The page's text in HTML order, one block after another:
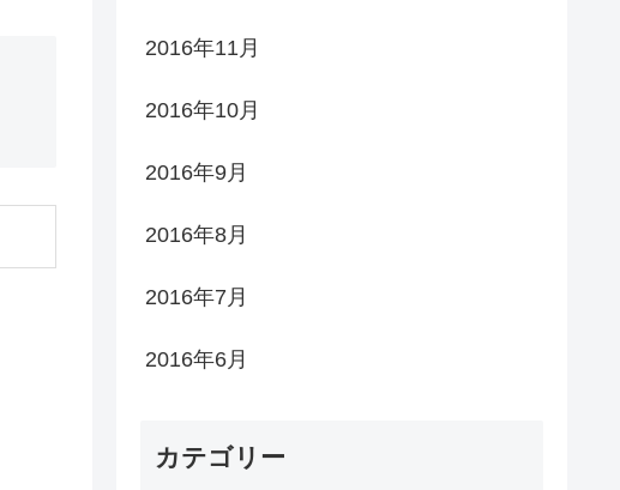
2016年11月
2016年10月
2016年9月
2016年8月
2016年7月
2016年6月
カテゴリー